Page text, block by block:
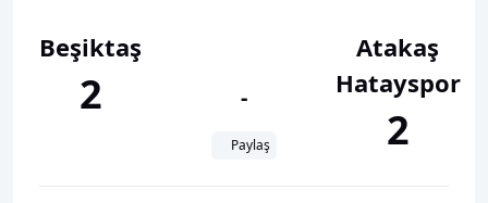
Beşiktaş
2 -
Paylaş
Atakaş
Hatayspor
2